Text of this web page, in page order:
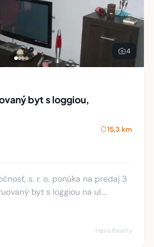
4
byt s loggiou,
15,3 km
s. r. o. ponúka na predaj 3
byt s loggiou na ul.
Prešove. Byt sa nachádza sa na
Hasa Reality